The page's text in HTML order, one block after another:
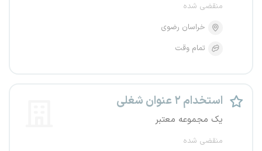
منقضی شده
خراسان رضوی
تمام وقت
استخدام ۲ عنوان شغلی
یک مجموعه معتبر
منقضی شده